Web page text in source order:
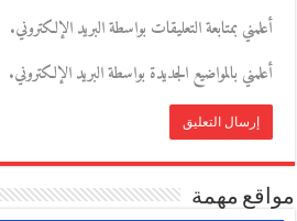
أعلمني بمتابعة التعليقات بواسطة البريد الإلكتروني.
أعلمني بالمواضيع الجديدة بواسطة البريد الإلكتروني.
مواقع مهمة